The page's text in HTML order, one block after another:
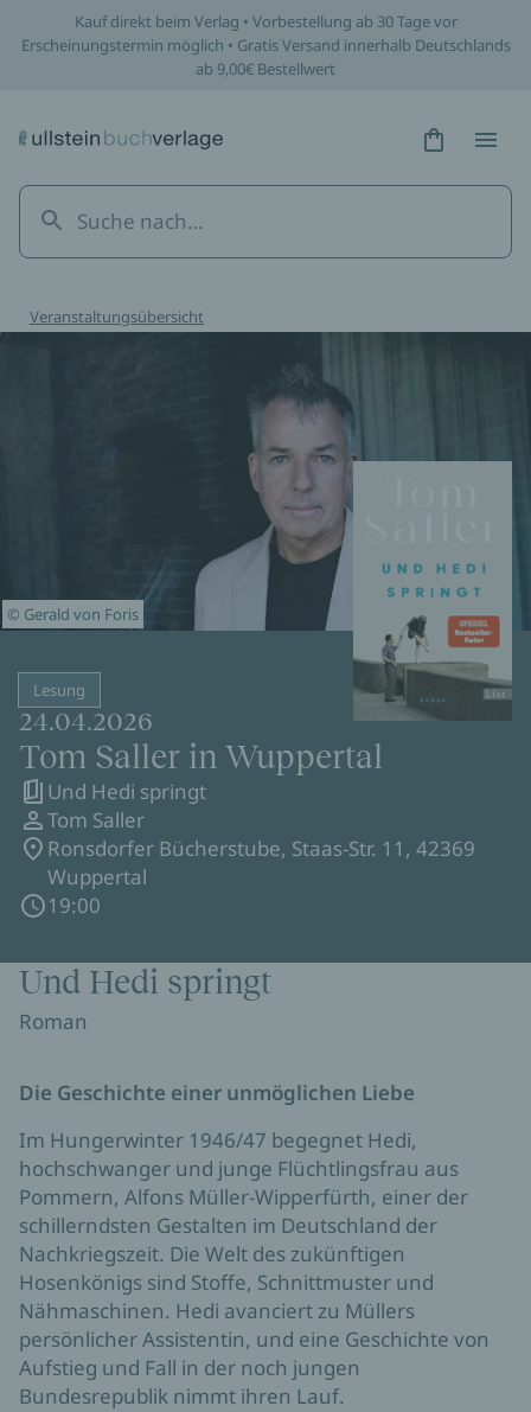
Kauf direkt beim Verlag • Vorbestellung ab 30 Tage vor
Erscheinungstermin möglich • Gratis Versand innerhalb Deutschlands
ab 9,00€ Bestellwert
Hidden
Veranstaltungsübersicht
© Gerald von Foris
Lesung
24.04.2026
Tom Saller in Wuppertal
Und Hedi springt
Tom Saller
Ronsdorfer Bücherstube, Staas-Str. 11, 42369
Wuppertal
19:00
Und Hedi springt
Roman
Die Geschichte einer unmöglichen Liebe
Im Hungerwinter 1946/47 begegnet Hedi,
hochschwanger und junge Flüchtlingsfrau aus
Pommern, Alfons Müller-Wipperfürth, einer der
schillerndsten Gestalten im Deutschland der
Nachkriegszeit. Die Welt des zukünftigen
Hosenkönigs sind Stoffe, Schnittmuster und
Nähmaschinen. Hedi avanciert zu Müllers
persönlicher Assistentin, und eine Geschichte von
Aufstieg und Fall in der noch jungen
Bundesrepublik nimmt ihren Lauf.